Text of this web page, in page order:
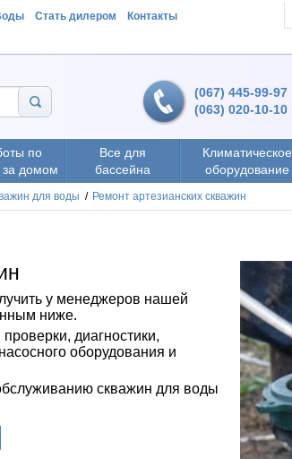
Стать дилером Контакты
(067) 445-99-97
(063) 020-10-10
по
за домом
Все для
бассейна
Климатическое
оборудование
для воды / Ремонт артезианских скважин
у менеджеров нашей
ниже.
диагностики,
оборудования и
скважин для воды